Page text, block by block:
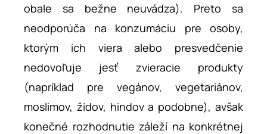
obale sa bežne neuvádza). Preto sa
neodporúča na konzumáciu pre osoby,
ktorým ich viera alebo presvedčenie
nedovoľuje jesť zvieracie produkty
(napríklad pre vegánov, vegetariánov,
moslimov, židov, hindov a podobne), avšak
konečné rozhodnutie záleží na konkrétnej